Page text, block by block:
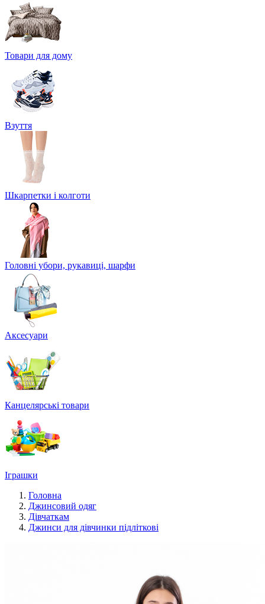
Товари для дому
Взуття
Шкарпетки і колготи
Головні убори, рукавиці, шарфи
Аксесуари
Канцелярські товари
Іграшки
Головна
Джинсовий одяг
Дівчаткам
Джинси для дівчинки підліткові